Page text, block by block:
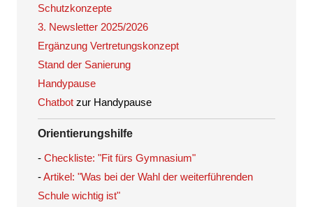
Schutzkonzepte
3. Newsletter 2025/2026
Ergänzung Vertretungskonzept
Stand der Sanierung
Handypause
Chatbotzur Handypause
Orientierungshilfe
- Checkliste: "Fit fürs Gymnasium"
-Artikel: "Was bei der Wahl der weiterführenden
Schule wichtig ist"